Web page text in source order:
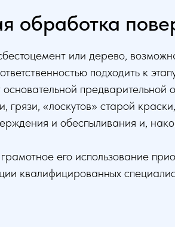
обработка
или дерево,
подходить к
грязи, «лоскутов» старой
и обеспыливания и,
его использование
квалифицированных